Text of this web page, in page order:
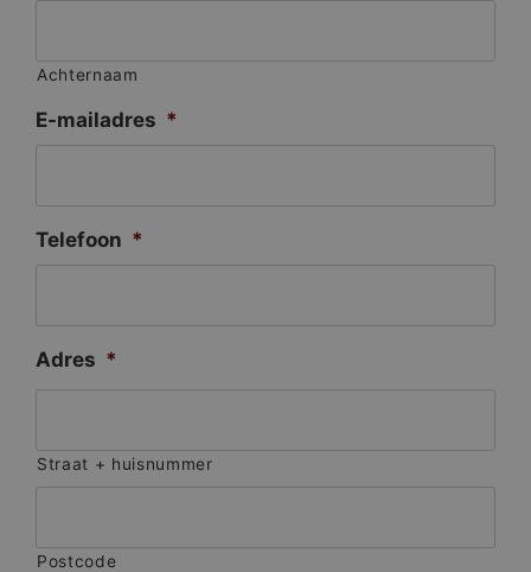
Achternaam
E-mailadres *
Telefoon *
Adres *
Straat + huisnummer
Postcode